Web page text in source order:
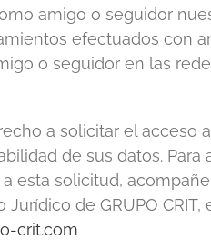
amigo o seguidor
efectuados con
o seguidor en las
a solicitar el acceso
de sus datos.
esta solicitud,
de GRUPO
crit.com